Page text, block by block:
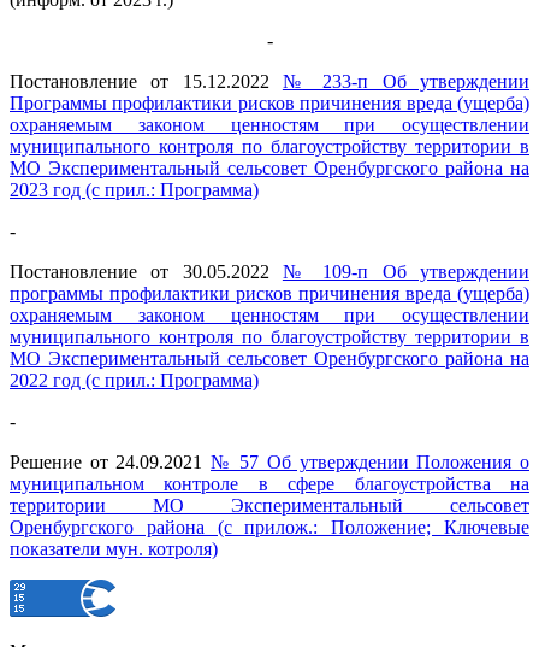
-
Постановление от 15.12.2022 № 233-п Об утверждении
Программы профилактики рисков причинения вреда (ущерба)
охраняемым законом ценностям при осуществлении
муниципального контроля по благоустройству территории в
МО Экспериментальный сельсовет Оренбургского района на
2023 год (с прил.: Программа)
-
Постановление от 30.05.2022 № 109-п Об утверждении
программы профилактики рисков причинения вреда (ущерба)
охраняемым законом ценностям при осуществлении
муниципального контроля по благоустройству территории в
МО Экспериментальный сельсовет Оренбургского района на
2022 год (с прил.: Программа)
-
Решение от 24.09.2021 № 57 Об утверждении Положения о
муниципальном контроле в сфере благоустройства на
территории МО Экспериментальный сельсовет
Оренбургского района (с прилож.: Положение; Ключевые
показатели мун. котроля)